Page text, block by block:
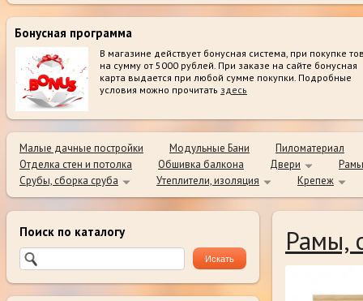
Бонусная программа
В магазине действует бонусная система, при покупке
на сумму от 5000 рублей. При заказе на сайте бонусная
карта выдается при любой сумме покупки. Подробные
условия можно прочитать здесь
Малые дачные постройки Модульные Бани
Пиломатериал
Отделка стен и потолка
Обшивка балкона Двери
Срубы, сборка сруба
Утеплители, изоляция Крепеж
Поиск по каталогу Рамы,